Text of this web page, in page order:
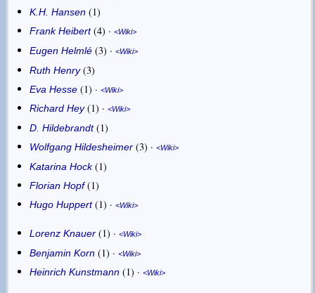
K.H. Hansen 1
Frank Heibert 4 · Wiki
Eugen Helmlé 3 · Wiki
Ruth Henry 3
Eva Hesse 1 · Wiki
Richard Hey 1 · Wiki
D. Hildebrandt 1
Wolfgang Hildesheimer 3 · Wiki
Katarina Hock 1
Florian Hopf 1
Hugo Huppert 1 · Wiki
Lorenz Knauer 1 · Wiki
Benjamin Korn 1 · Wiki
Heinrich Kunstmann 1 · Wiki